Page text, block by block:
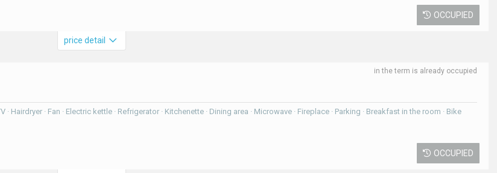
OCCUPIED
price detail
in the term is already occupied
· Hairdryer · Fan · Electric kettle · Refrigerator · Kitchenette · Dining area · Microwave · Fireplace · Parking · Breakfast in the room · Bike
OCCUPIED